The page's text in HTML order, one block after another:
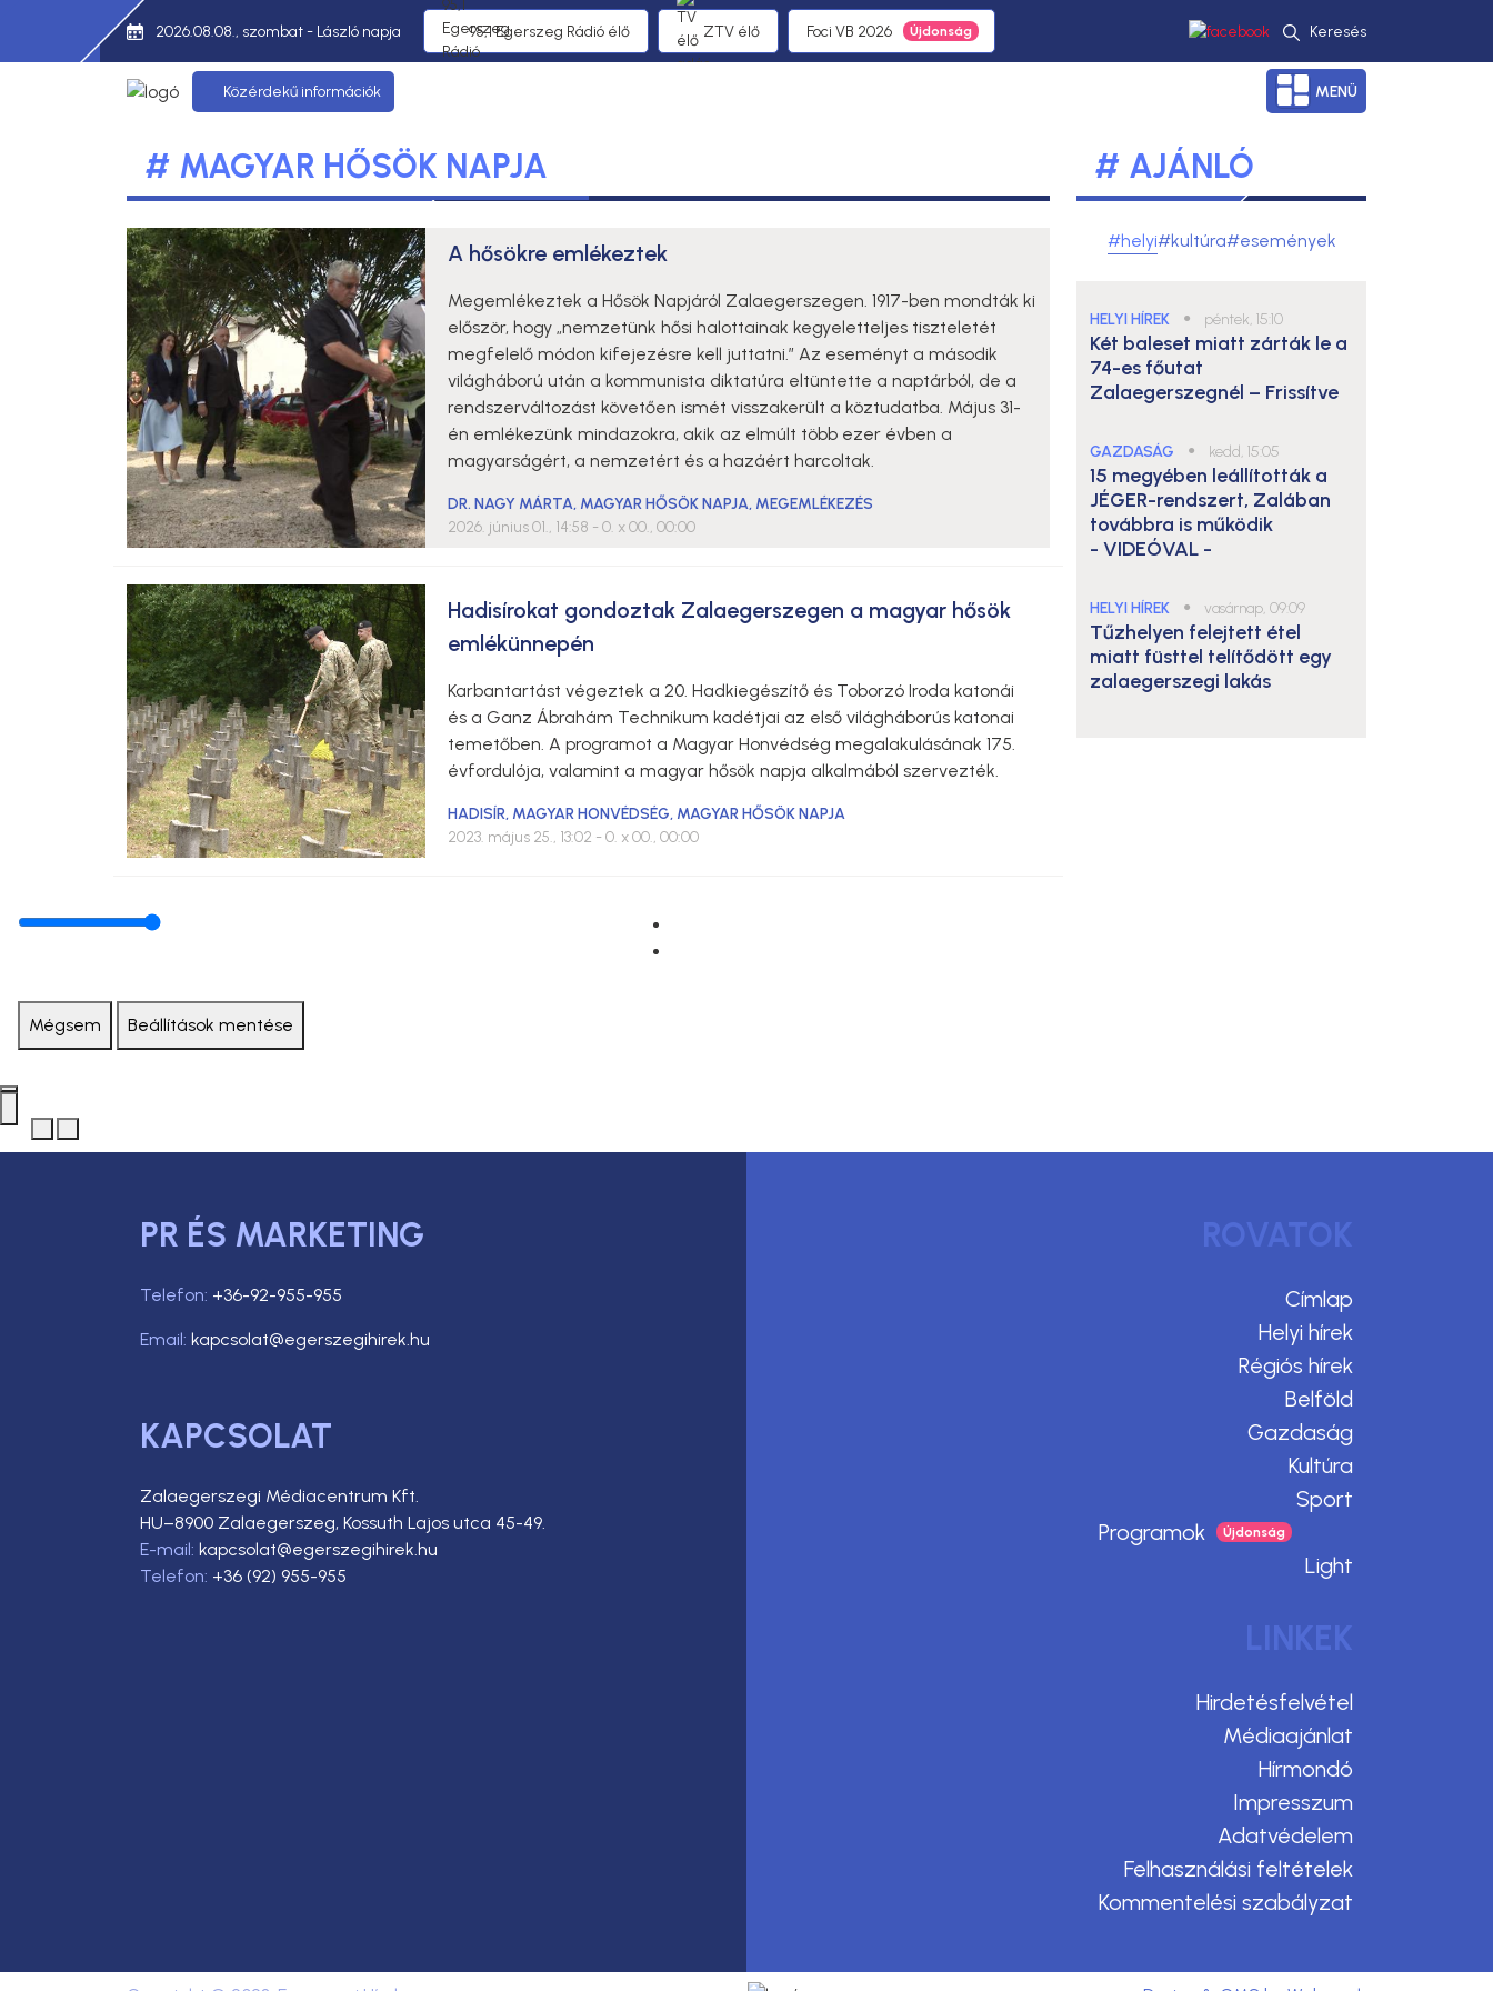
2026.08.08., szombat - László napja 95,1 Egerszeg Rádió élő ZTV élő Foci VB 2026 Keresés
Közérdekű információk MENÜ
# MAGYAR HŐSÖK NAPJA
A hősökre emlékeztek
Megemlékeztek a Hősök Napjáról Zalaegerszegen. 1917-ben mondták ki
először, hogy „nemzetünk hősi halottainak kegyeletteljes tiszteletét
megfelelő módon kifejezésre kell juttatni.” Az eseményt a második
világháború után a kommunista diktatúra eltüntette a naptárból, de a
rendszerváltozást követően ismét visszakerült a köztudatba. Május 31-
én emlékezünk mindazokra, akik az elmúlt több ezer évben a
magyarságért, a nemzetért és a hazáért harcoltak.
DR. NAGY MÁRTA, MAGYAR HŐSÖK NAPJA, MEGEMLÉKEZÉS
2026. június 01., 14:58 - 0. x 00., 00:00
Hadisírokat gondoztak Zalaegerszegen a magyar hősök
emlékünnepén
Karbantartást végeztek a 20. Hadkiegészítő és Toborzó Iroda katonái
és a Ganz Ábrahám Technikum kadétjai az első világháborús katonai
temetőben. A programot a Magyar Honvédség megalakulásának 175.
évfordulója, valamint a magyar hősök napja alkalmából szervezték.
HADISÍR, MAGYAR HONVÉDSÉG, MAGYAR HŐSÖK NAPJA
2023. május 25., 13:02 - 0. x 00., 00:00
# AJÁNLÓ
#helyi#kultúra#események
HELYI HÍREK ● péntek, 15:10
Két baleset miatt zárták le a
74-es főutat
Zalaegerszegnél – Frissítve
GAZDASÁG ● kedd, 15:05
15 megyében leállították a
JÉGER-rendszert, Zalában
továbbra is működik
- VIDEÓVAL -
HELYI HÍREK ● vasárnap, 09:09
Tűzhelyen felejtett étel
miatt füsttel telítődött egy
zalaegerszegi lakás
Mégsem Beállítások mentése
PR ÉS MARKETING
Telefon: +36-92-955-955
Email: kapcsolat@egerszegihirek.hu
KAPCSOLAT
Zalaegerszegi Médiacentrum Kft.
HU–8900 Zalaegerszeg, Kossuth Lajos utca 45-49.
E-mail: kapcsolat@egerszegihirek.hu
Telefon: +36 (92) 955-955
ROVATOK
Címlap
Helyi hírek
Régiós hírek
Belföld
Gazdaság
Kultúra
Sport
Programok
Light
LINKEK
Hirdetésfelvétel
Médiaajánlat
Hírmondó
Impresszum
Adatvédelem
Felhasználási feltételek
Kommentelési szabályzat